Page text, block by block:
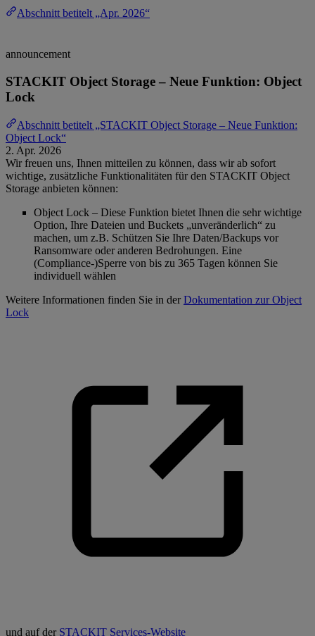
Abschnitt betitelt „Apr. 2026“
announcement
STACKIT Object Storage – Neue Funktion: Object
Lock
Abschnitt betitelt „STACKIT Object Storage – Neue Funktion:
Object Lock“
2. Apr. 2026
Wir freuen uns, Ihnen mitteilen zu können, dass wir ab sofort
wichtige, zusätzliche Funktionalitäten für den STACKIT Object
Storage anbieten können:
Object Lock – Diese Funktion bietet Ihnen die sehr wichtige
Option, Ihre Dateien und Buckets „unveränderlich“ zu
machen, um z.B. Schützen Sie Ihre Daten/Backups vor
Ransomware oder anderen Bedrohungen. Eine
(Compliance-)Sperre von bis zu 365 Tagen können Sie
individuell wählen
Weitere Informationen finden Sie in derDokumentation zur Object
Lock
und auf der STACKIT Services-Website